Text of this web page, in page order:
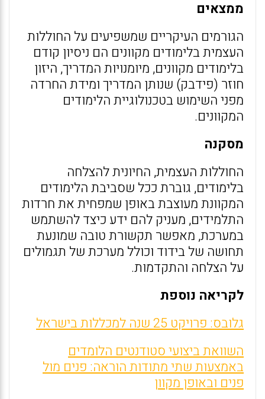
ממצאים
הגורמים העיקריים שמשפיעים על החוללות
העצמית בלימודים מקוונים הם ניסיון קודם
בלימודים מקוונים, מיומנויות המדריך, היזון
חוזר (פידבק) שנותן המדריך ומידת החרדה
מפני השימוש בטכנולוגיית הלימודים
המקוונים.
מסקנה
החוללות העצמית, החיונית להצלחה
בלימודים, גוברת ככל שסביבת הלימודים
המקוונת מעוצבת באופן שמפחית את חרדות
התלמידים, מעניק להם ידע כיצד להשתמש
במערכת, מאפשר תקשורת טובה שמונעת
תחושה של בידוד וכולל מערכת של תגמולים
על הצלחה והתקדמות.
לקריאה נוספת
גלובס: פרויקט 25 שנה למכללות בישראל
השוואת ביצועי סטודנטים הלומדים
באמצעות שתי מתודות הוראה: פנים מול
פנים ובאופן מקוון